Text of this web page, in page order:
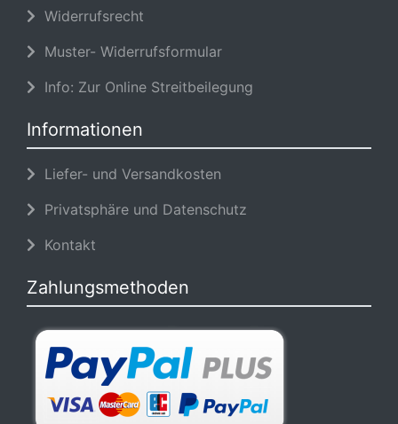
Widerrufsrecht
Muster- Widerrufsformular
Info: Zur Online Streitbeilegung
Informationen
Liefer- und Versandkosten
Privatsphäre und Datenschutz
Kontakt
Zahlungsmethoden